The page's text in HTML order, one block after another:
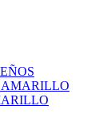
AMARILLO